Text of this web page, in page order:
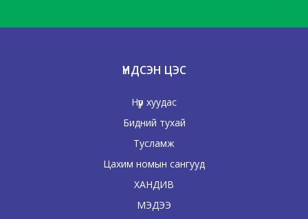
ҮНДСЭН ЦЭС
Нүүр хуудас
Бидний тухай
Тусламж
Цахим номын сангууд
ХАНДИВ
МЭДЭЭ